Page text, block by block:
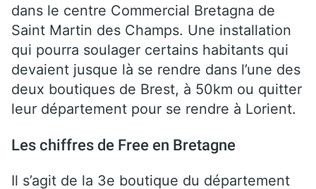
dans le centre Commercial Bretagna de
Saint Martin des Champs. Une installation
qui pourra soulager certains habitants qui
devaient jusque là se rendre dans l’une des
deux boutiques de Brest, à 50km ou quitter
leur département pour se rendre à Lorient.
Les chiffres de Free en Bretagne
Il s’agit de la 3e boutique du département